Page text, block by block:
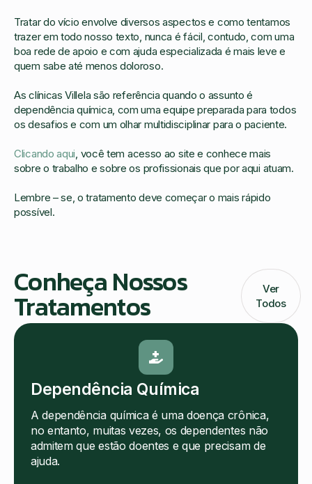
Tratar do vício envolve diversos aspectos e como tentamos
trazer em todo nosso texto, nunca é fácil, contudo, com uma
boa rede de apoio e com ajuda especializada é mais leve e
quem sabe até menos doloroso.
As clínicas Villela são referência quando o assunto é
dependência química, com uma equipe preparada para todos
os desafios e com um olhar multidisciplinar para o paciente.
Clicando aqui , você tem acesso ao site e conhece mais
sobre o trabalho e sobre os profissionais que por aqui atuam.
Lembre – se, o tratamento deve começar o mais rápido
possível.
Conheça Nossos
Tratamentos
Ver
Todos
Dependência Química
A dependência química é uma doença crônica,
no entanto, muitas vezes, os dependentes não
admitem que estão doentes e que precisam de
ajuda.